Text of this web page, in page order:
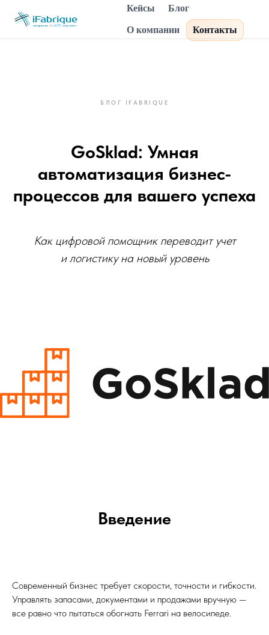
Кейсы Блог
О компании Контакты
БЛОГ IFABRIQUE
GoSklad: Умная
автоматизация бизнес-
процессов для вашего успеха
Как цифровой помощник переводит учет
и логистику на новый уровень
Введение
Современный бизнес требует скорости, точности и гибкости.
Управлять запасами, документами и продажами вручную —
все равно что пытаться обогнать Ferrari на велосипеде.